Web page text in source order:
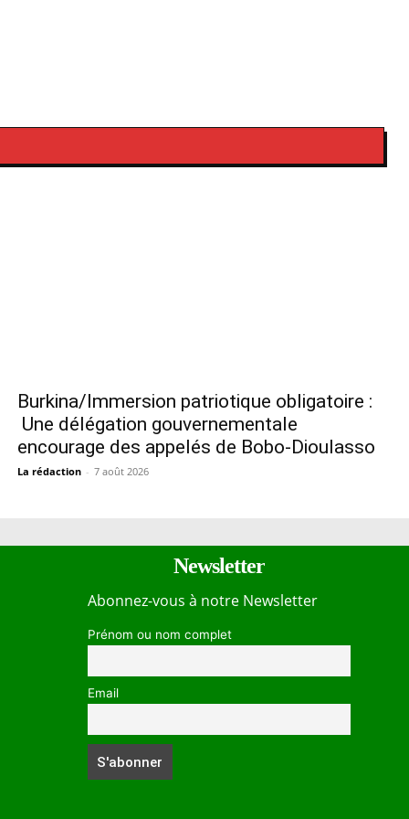
Burkina/Immersion patriotique obligatoire :
Une délégation gouvernementale
encourage des appelés de Bobo-Dioulasso
La rédaction - 7 août 2026
Newsletter
Abonnez-vous à notre Newsletter
Prénom ou nom complet
Email